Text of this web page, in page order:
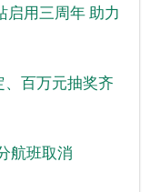
启用三周年 助力
百万元抽奖齐
航班取消